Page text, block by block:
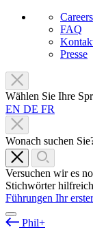
Careers
FAQ
Presse
Wählen Sie Ihre
EN DE FR
Wonach suchen
Versuchen wir es
Stichwörter
Führungen Ihr
Phil+